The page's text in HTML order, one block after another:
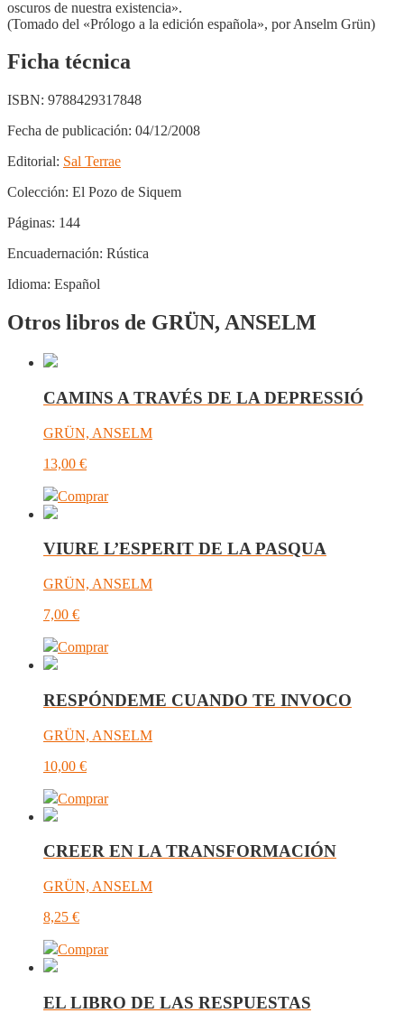
oscuros de nuestra existencia».
(Tomado del «Prólogo a la edición española», por Anselm Grün)
Ficha técnica
ISBN: 9788429317848
Fecha de publicación: 04/12/2008
Editorial: Sal Terrae
Colección: El Pozo de Siquem
Páginas: 144
Encuadernación: Rústica
Idioma: Español
Otros libros de GRÜN, ANSELM
CAMINS A TRAVÉS DE LA DEPRESSIÓ
GRÜN, ANSELM
13,00 €
Comprar
VIURE L’ESPERIT DE LA PASQUA
GRÜN, ANSELM
7,00 €
Comprar
RESPÓNDEME CUANDO TE INVOCO
GRÜN, ANSELM
10,00 €
Comprar
CREER EN LA TRANSFORMACIÓN
GRÜN, ANSELM
8,25 €
Comprar
EL LIBRO DE LAS RESPUESTAS